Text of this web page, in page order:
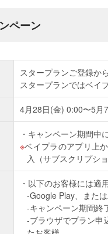
ペーン
スタープランご登録か
スタープランではベイ
4月28日(金) 0:00〜5月
キャンペーン期間中に
ベイプラのアプリ上
入（サブスクリプシ
以下のお客様には適
-Google Play、また
-キャンペーン期間終
-ブラウザでプラン申